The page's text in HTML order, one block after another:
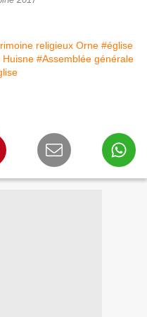
religieux Orne #église
Huisne #Assemblée générale